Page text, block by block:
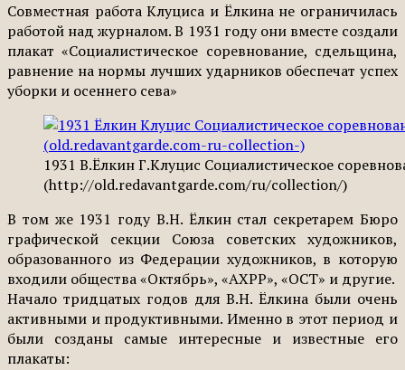
Совместная работа Клуциса и Ёлкина не ограничилась
работой над журналом. В 1931 году они вместе создали
плакат «Социалистическое соревнование, сдельщина,
равнение на нормы лучших ударников обеспечат успех
уборки и осеннего сева»
1931 В.Ёлкин Г.Клуцис Социалистическое
(http://old.redavantgarde.com/ru/collection/)
В том же 1931 году В.Н. Ёлкин стал секретарем Бюро
графической секции Союза советских художников,
образованного из Федерации художников, в которую
входили общества «Октябрь», «АХРР», «ОСТ» и другие.
Начало тридцатых годов для В.Н. Ёлкина были очень
активными и продуктивными. Именно в этот период и
были созданы самые интересные и известные его
плакаты: